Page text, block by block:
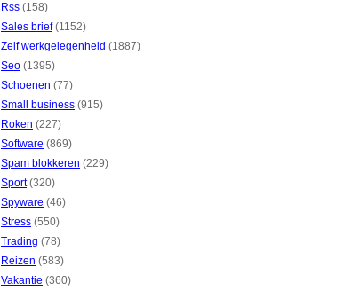
Rss (158)
Sales brief(1152)
Zelf werkgelegenheid (1887)
Seo (1395)
Schoenen (77)
Small business (915)
Roken (227)
Software (869)
Spam blokkeren (229)
Sport(320)
Spyware (46)
Stress (550)
Trading (78)
Reizen (583)
Vakantie (360)